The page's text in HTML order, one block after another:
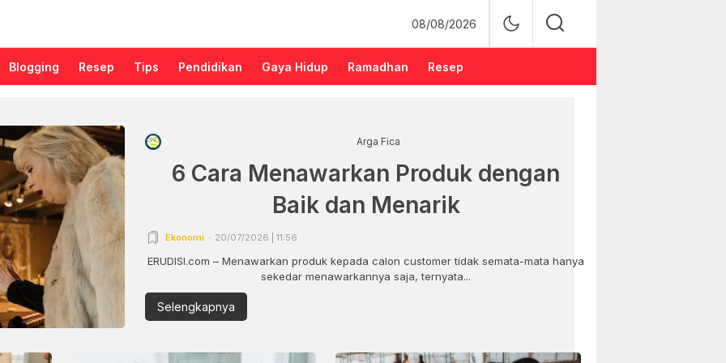
08/08/2026
Blogging Resep Tips Pendidikan Gaya Hidup Ramadhan Resep
Arga Fica
6 Cara Menawarkan Produk dengan
Baik dan Menarik
Ekonomi 20/07/2026 | 11:56
ERUDISI.com – Menawarkan produk kepada calon customer tidak semata-mata hanya
sekedar menawarkannya saja, ternyata...
Selengkapnya